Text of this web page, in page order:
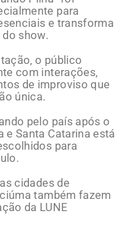
para
e transforma
show.
o público
com interações,
de improviso que
única.
pelo país após o
e Santa Catarina está
para
cidades de
também fazem
da LUNE